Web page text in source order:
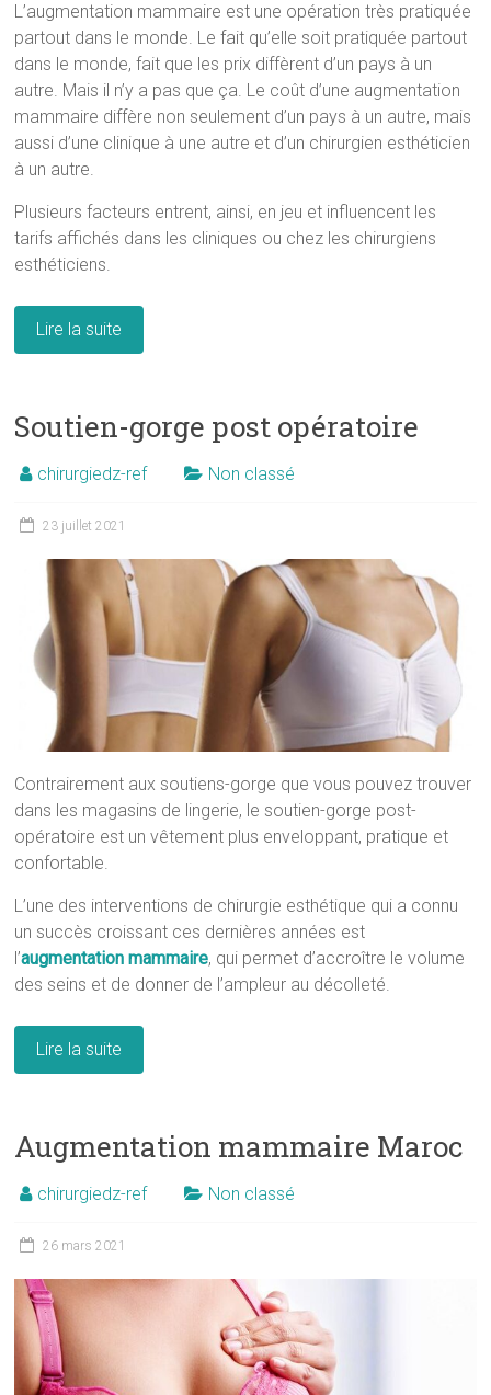
L’augmentation mammaire est une opération très pratiquée
partout dans le monde. Le fait qu’elle soit pratiquée partout
dans le monde, fait que les prix diffèrent d’un pays à un
autre. Mais il n’y a pas que ça. Le coût d’une augmentation
mammaire diffère non seulement d’un pays à un autre, mais
aussi d’une clinique à une autre et d’un chirurgien esthéticien
à un autre.
Plusieurs facteurs entrent, ainsi, en jeu et influencent les
tarifs affichés dans les cliniques ou chez les chirurgiens
esthéticiens.
Lire la suite
Soutien-gorge post opératoire
chirurgiedz-ref Non classé
23 juillet 2021
Contrairement aux soutiens-gorge que vous pouvez trouver
dans les magasins de lingerie, le soutien-gorge post-
opératoire est un vêtement plus enveloppant, pratique et
confortable.
L’une des interventions de chirurgie esthétique qui a connu
un succès croissant ces dernières années est
l’augmentation mammaire, qui permet d’accroître le volume
des seins et de donner de l’ampleur au décolleté.
Lire la suite
Augmentation mammaire Maroc
chirurgiedz-ref Non classé
26 mars 2021